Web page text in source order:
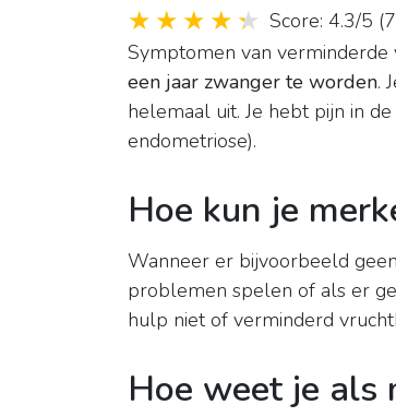
Score: 4.3/5 (
Symptomen van
een jaar zwanger te worden.
helemaal uit. Je hebt pijn in
endometriose).
Hoe kun je
Wanneer er bijvoorbeeld
problemen spelen of als er
hulp niet of verminderd
Hoe weet je als